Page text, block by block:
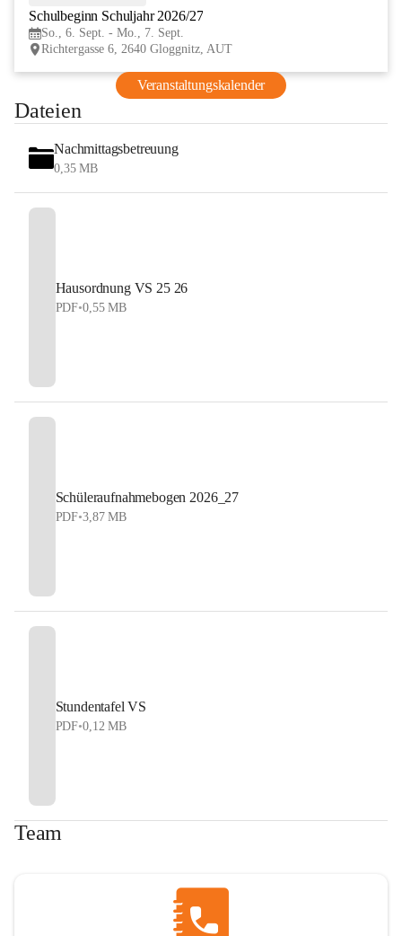
Schulbeginn Schuljahr 2026/27
So., 6. Sept. - Mo., 7. Sept.
Richtergasse 6, 2640 Gloggnitz, AUT
Veranstaltungskalender
Dateien
Nachmittagsbetreuung
0,35 MB
Hausordnung VS 25 26
PDF•0,55 MB
Schüleraufnahmebogen 2026_27
PDF•3,87 MB
Stundentafel VS
PDF•0,12 MB
Team